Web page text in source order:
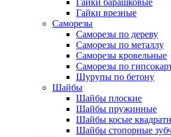
Гайки барашковые
Гайки врезные
Саморезы
Саморезы по дереву
Саморезы по металлу
Саморезы кровельные
Саморезы по
Шурупы по бетону
Шайбы
Шайбы плоские
Шайбы пружинные
Шайбы косые
Шайбы стопорные